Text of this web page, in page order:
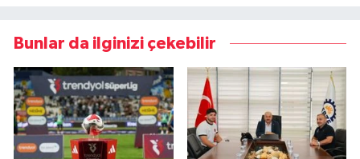
Bunlar da ilginizi çekebilir